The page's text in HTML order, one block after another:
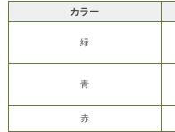
カラー
緑
青
赤